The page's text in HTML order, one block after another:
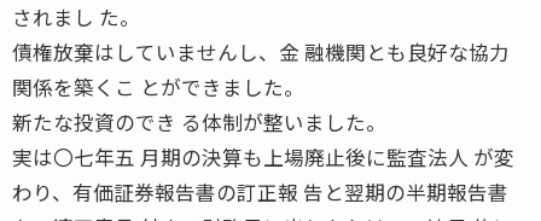
されまし た。
債権放棄はしていませんし、金 融機関とも良好な協力
関係を築くこ とができました。
新たな投資のでき る体制が整いました。
実は〇七年五 月期の決算も上場廃止後に監査法人 が変
わり、有価証券報告書の訂正報 告と翌期の半期報告書